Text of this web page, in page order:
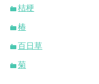
桔梗
椿
百日草
菊